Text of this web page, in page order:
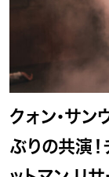
クォン・サン
ぶりの共演！